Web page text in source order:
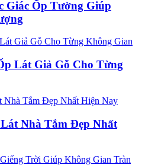
Giác Ốp Tường Giúp
Lát Giả Gỗ Cho Từng
Nhà Tắm Đẹp Nhất